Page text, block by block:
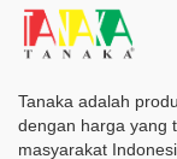
Tanaka adalah
dengan harga yang
masyarakat